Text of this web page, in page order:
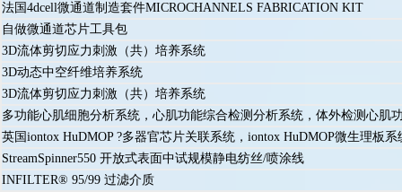
法国4dcell微通道制造套件MICROCHANNELS FABRICATION KIT
自做微通道芯片工具包
3D流体剪切应力刺激（共）培养系统
3D动态中空纤维培养系统
3D流体剪切应力刺激（共）培养系统
多功能心肌细胞分析系统，心肌功能综合检测分析系统，体外检测心
英国iontox HuDMOP ?多器官芯片关联系统，iontox HuDMOP微生理板系
StreamSpinner550 开放式表面中试规模静电纺丝/喷涂线
INFILTER® 95/99 过滤介质